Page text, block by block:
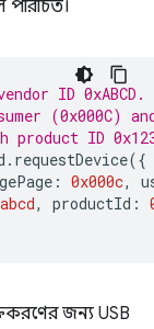
পরিচিত।
ID
(0x000C) and
product ID
. requestDevice({
: 0x000c,
, productId :
জন্য USB